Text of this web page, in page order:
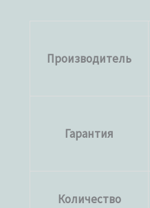
Производитель
Гарантия
Количество